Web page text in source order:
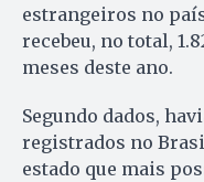
estrangeiros no
recebeu, no total,
meses deste ano.
Segundo dados,
registrados no
estado que mais